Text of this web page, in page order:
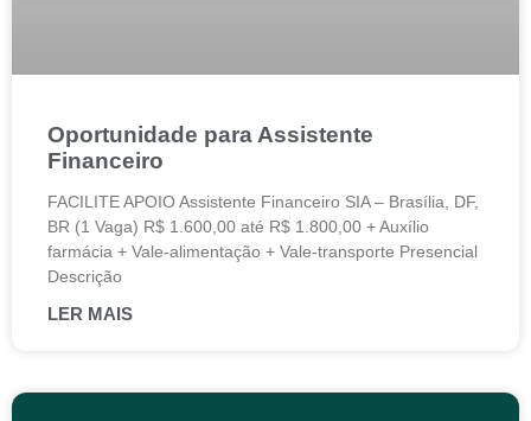
Oportunidade para Assistente
Financeiro
FACILITE APOIO Assistente Financeiro SIA – Brasília, DF,
BR (1 Vaga) R$ 1.600,00 até R$ 1.800,00 + Auxílio
farmácia + Vale-alimentação + Vale-transporte Presencial
Descrição
LER MAIS